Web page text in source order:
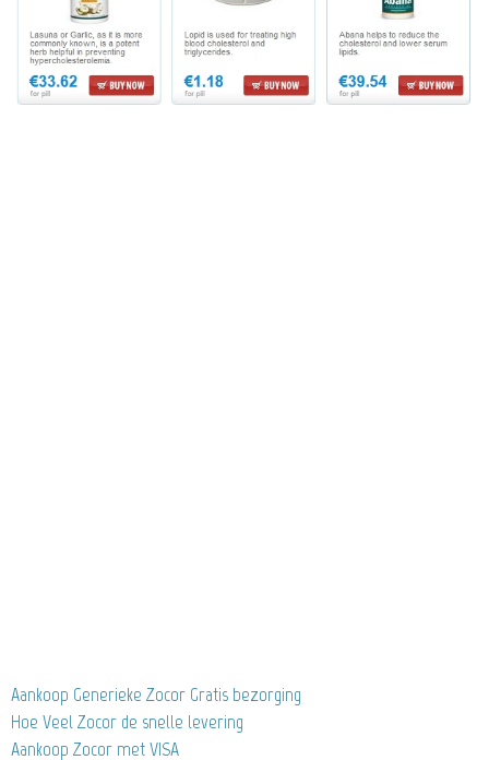
Aankoop Generieke Zocor Gratis bezorging
Hoe Veel Zocor de snelle levering
Aankoop Zocor met VISA